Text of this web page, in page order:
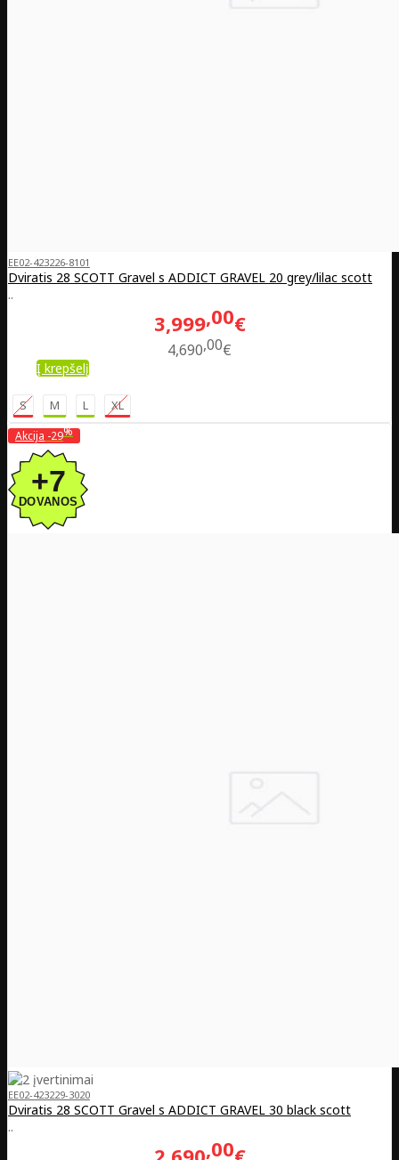
EE02-423226-8101
Dviratis 28 SCOTT Gravel s ADDICT GRAVEL 20 grey/lilac scott
..
3,999 00€
4,690 00€
Į krepšelį
S M L XL
Akcija -29%
EE02-423229-3020
Dviratis 28 SCOTT Gravel s ADDICT GRAVEL 30 black scott
..
00